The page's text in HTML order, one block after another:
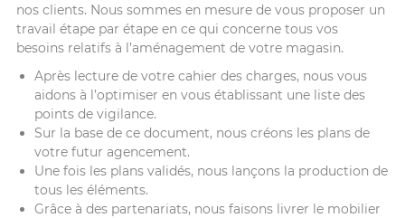
nos clients. Nous sommes en mesure de vous proposer un
travail étape par étape en ce qui concerne tous vos
besoins relatifs à l’aménagement de votre magasin.
Après lecture de votre cahier des charges, nous vous
aidons à l’optimiser en vous établissant une liste des
points de vigilance.
Sur la base de ce document, nous créons les plans de
votre futur agencement.
Une fois les plans validés, nous lançons la production de
tous les éléments.
Grâce à des partenariats, nous faisons livrer le mobilier